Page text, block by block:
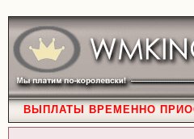
ВЫПЛАТЫ ВРЕМЕННО